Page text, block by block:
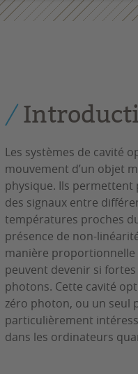
Les systèmes de cavité
mouvement d’un objet
physique. Ils permettent
des signaux entre
températures proches
présence de non-
manière proportionnelle
peuvent devenir si
photons. Cette cavité
zéro photon, ou un seul
particulièrement
dans les ordinateurs